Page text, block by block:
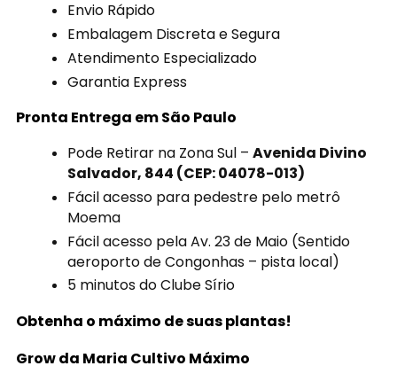
Envio Rápido
Embalagem Discreta e Segura
Atendimento Especializado
Garantia Express
Pronta Entrega em São Paulo
Pode Retirar na Zona Sul –Avenida Divino
Salvador, 844 (CEP: 04078-013)
Fácil acesso para pedestre pelo metrô
Moema
Fácil acesso pela Av. 23 de Maio (Sentido
aeroporto de Congonhas – pista local)
5 minutos do Clube Sírio
Obtenha o máximo de suas plantas!
Grow da Maria Cultivo Máximo